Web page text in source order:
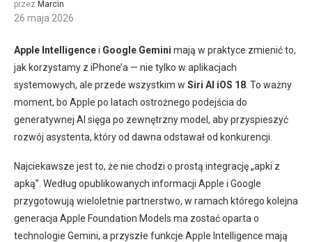
przez Marcin
26 maja 2026
Apple Intelligencei Google Gemini mają w praktyce zmienić to,
jak korzystamy z iPhone’a — nie tylko w aplikacjach
systemowych, ale przede wszystkim w Siri AI iOS 18 . To ważny
moment, bo Apple po latach ostrożnego podejścia do
generatywnej AI sięga po zewnętrzny model, aby przyspieszyć
rozwój asystenta, który od dawna odstawał od konkurencji.
Najciekawsze jest to, że nie chodzi o prostą integrację „apki z
apką”. Według opublikowanych informacji Apple i Google
przygotowują wieloletnie partnerstwo, w ramach którego kolejna
generacja Apple Foundation Models ma zostać oparta o
technologie Gemini, a przyszłe funkcje Apple Intelligence mają